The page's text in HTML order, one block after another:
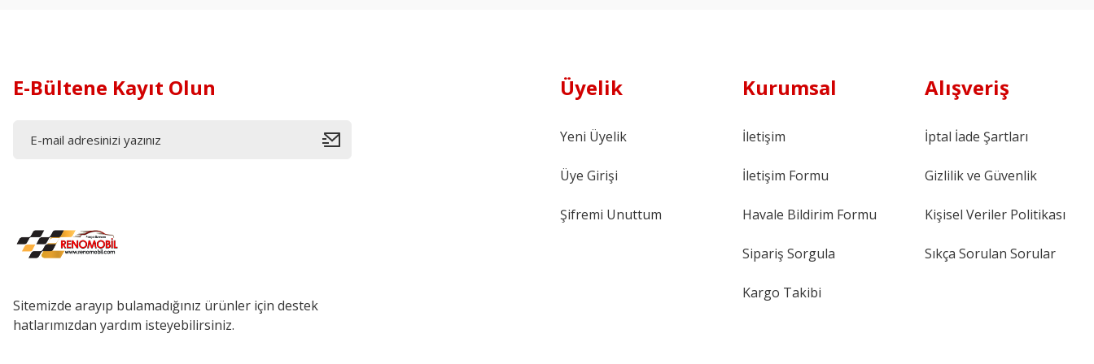
E-Bültene Kayıt Olun
Sitemizde arayıp bulamadığınız ürünler için destek
hatlarımızdan yardım isteyebilirsiniz.
Üyelik
Yeni Üyelik
Üye Girişi
Şifremi Unuttum
Kurumsal
İletişim
İletişim Formu
Havale Bildirim Formu
Sipariş Sorgula
Kargo Takibi
Alışveriş
İptal İade Şartları
Gizlilik ve Güvenlik
Kişisel Veriler Politikası
Sıkça Sorulan Sorular